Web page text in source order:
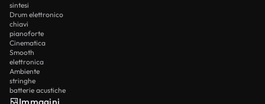
sintesi
Drum elettronico
chiavi
pianoforte
Cinematica
Smooth
elettronica
Ambiente
stringhe
batterie acustiche
Immagini